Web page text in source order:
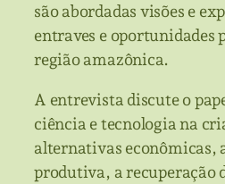
são abordadas visões e
entraves e oportunidades
região amazônica.
A entrevista discute o
ciência e tecnologia na
alternativas econômicas,
produtiva, a recuperação